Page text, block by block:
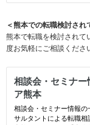
＜熊本での転職検討さ
熊本で転職を検討されて
度お気軽にご相談くださ